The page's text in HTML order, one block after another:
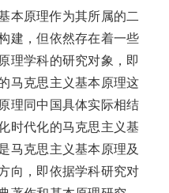
本原理作为其所属的二
建，但依然存在着一些
理学科的研究对象，即
马克思主义基本原理这
理同中国具体实际相结
时代化的马克思主义基
马克思主义基本原理及
向，即依据学科研究对